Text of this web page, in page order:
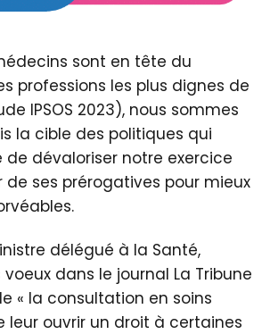
sont en tête du
professions les plus dignes de
IPSOS 2023), nous sommes
la cible des politiques qui
de dévaloriser notre exercice
de ses prérogatives pour mieux
délégué à la Santé,
dans le journal La Tribune
« la consultation en soins
leur ouvrir un droit à certaines